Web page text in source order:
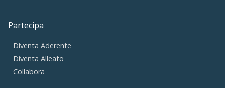
Partecipa
Diventa Aderente
Diventa Alleato
Collabora